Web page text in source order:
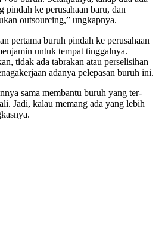
ke perusahaan baru, dan
outsourcing,” ungkapnya.
pertama buruh pindah ke perusahaan
untuk tempat tinggalnya.
tidak ada tabrakan atau perselisihan
adanya pelepasan buruh ini.
sama membantu buruh yang ter-
Jadi, kalau memang ada yang lebih